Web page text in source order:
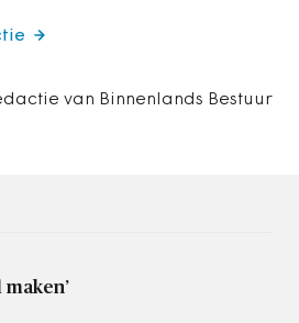
van Binnenlands Bestuur